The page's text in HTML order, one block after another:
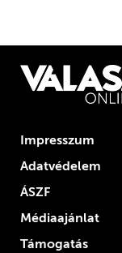
Impresszum
Adatvédelem
ÁSZF
Médiaajánlat
Támogatás